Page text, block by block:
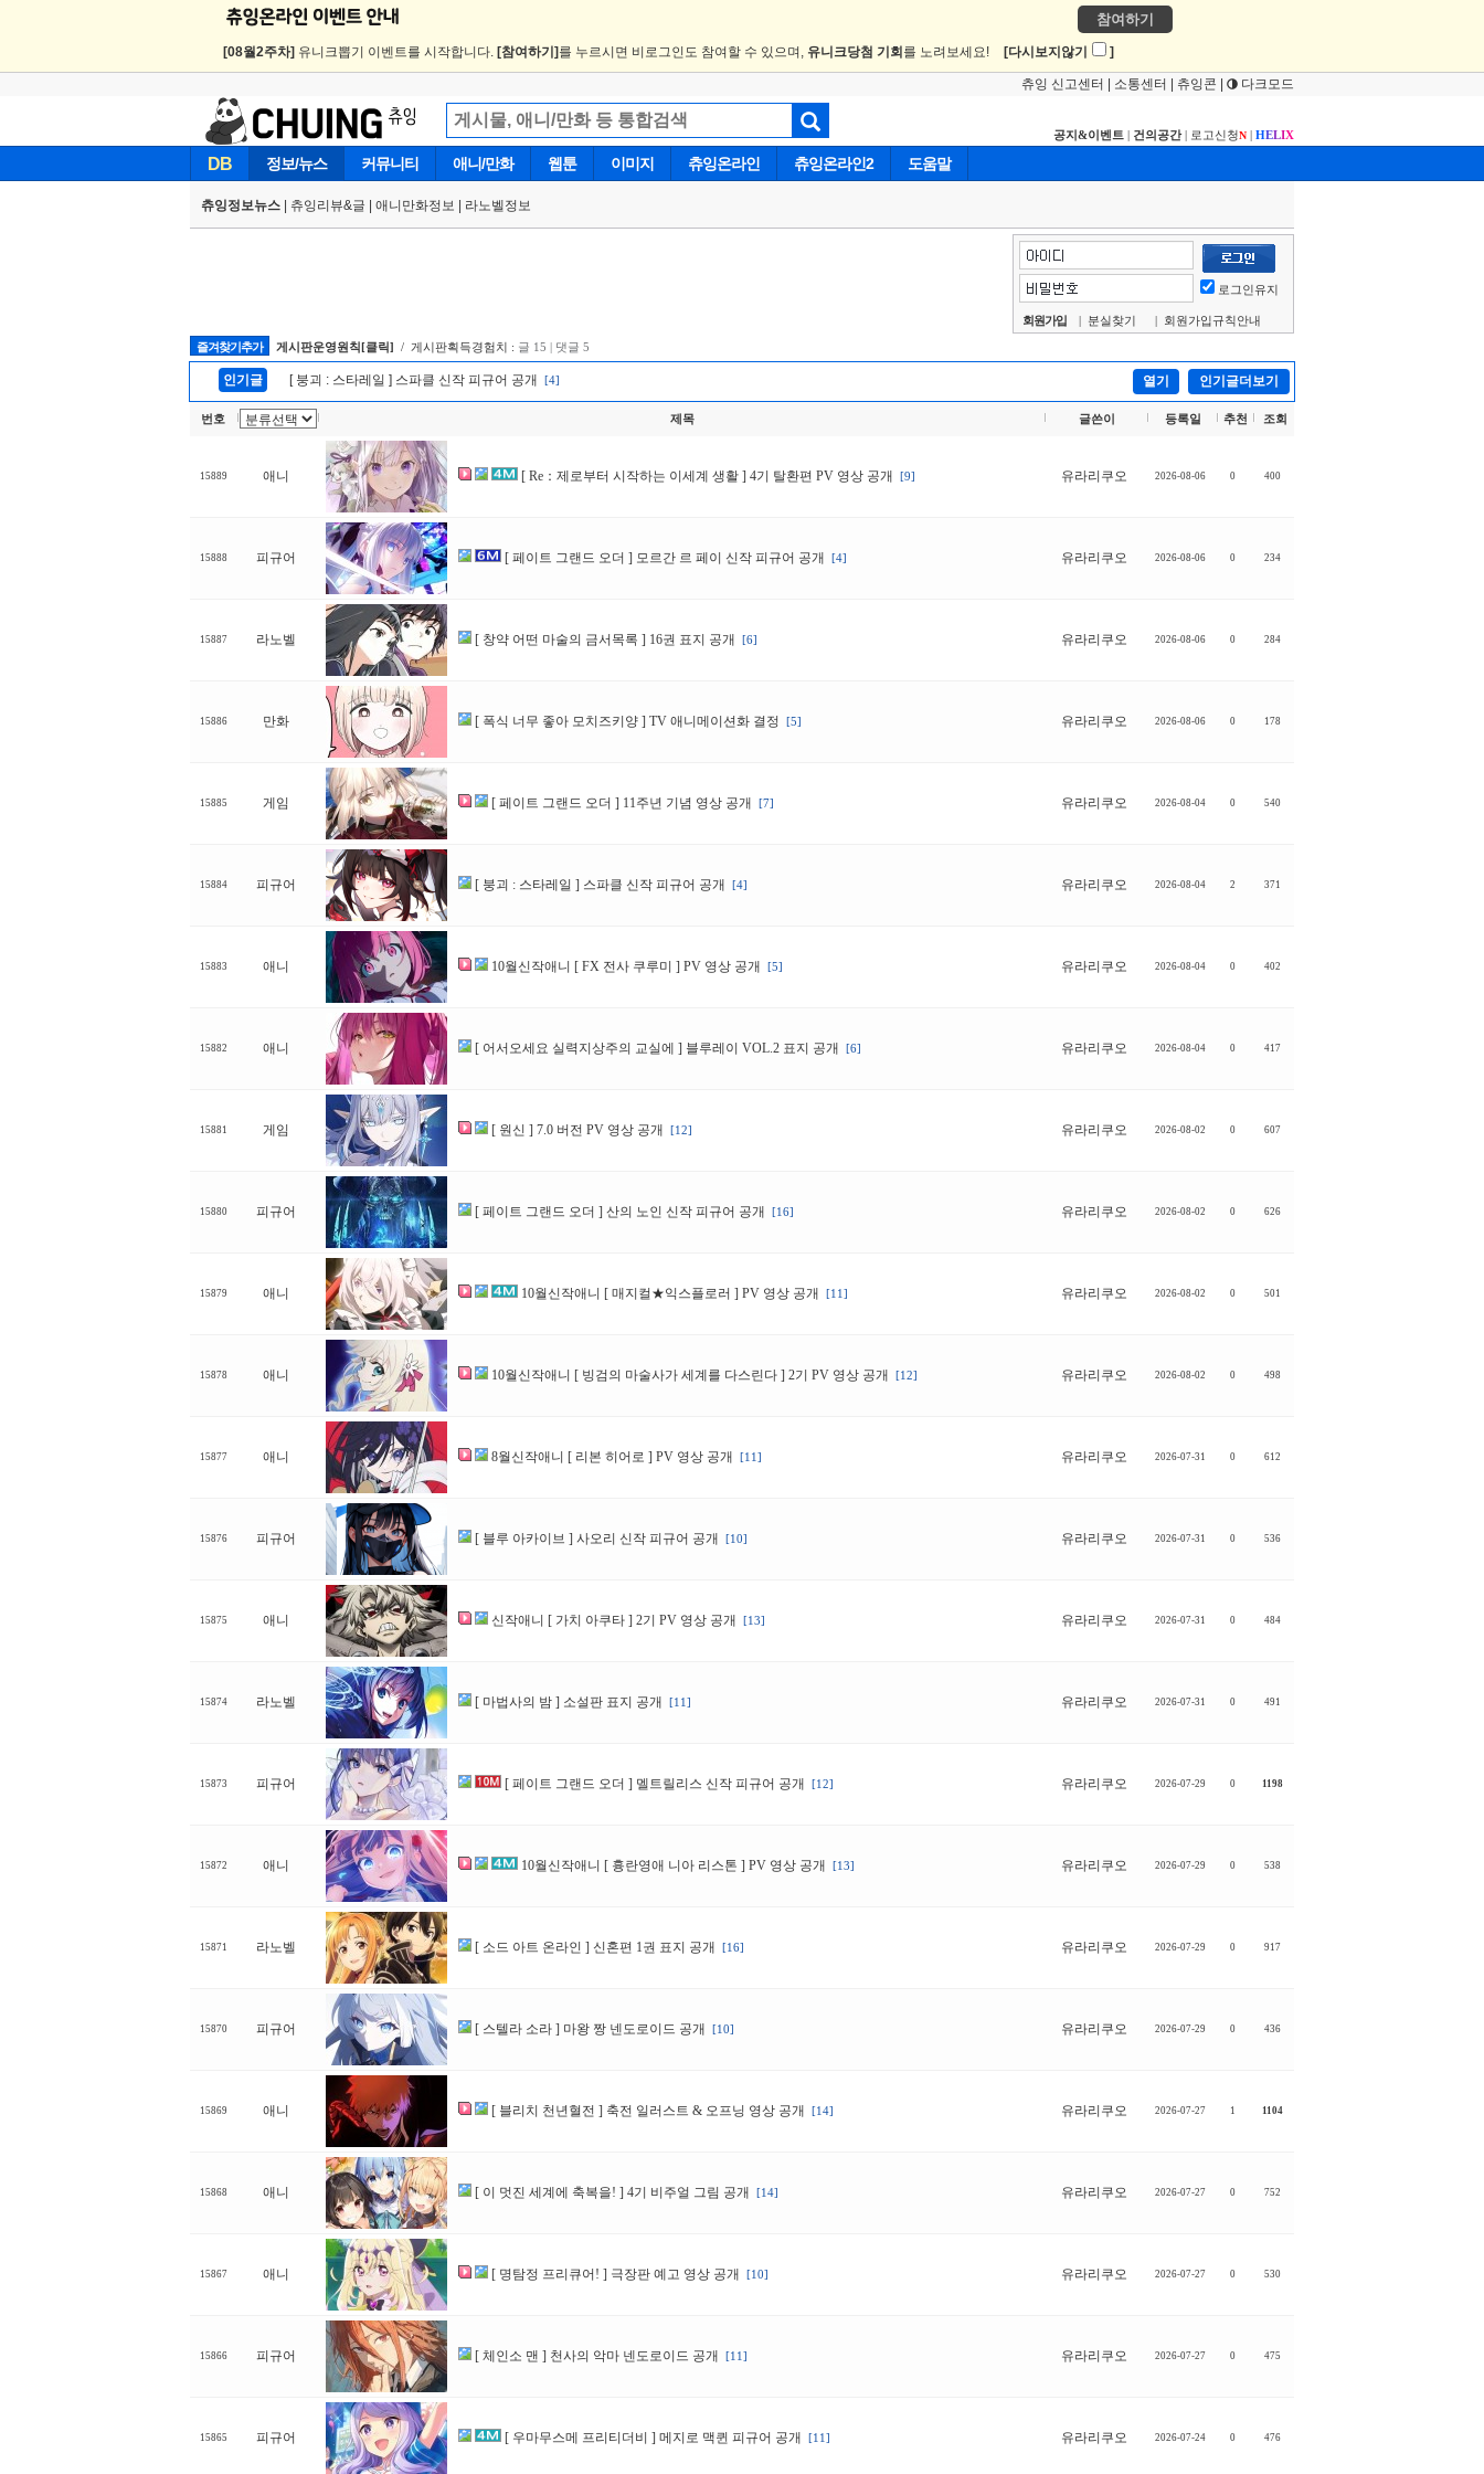
참여하기
[08월2주차] 유니크뽑기 이벤트를 시작합니다. [참여하기] 를 누르시면 비로그인도 참여할 수 있으며, 유니크당첨 기회 를 노려보세요! [다시보지않기 ]
츄잉 신고센터 소통센터 츄잉콘 다크모드
공지&이벤트 | 건의공간| 로고신청N | HELIX
DB 정보/뉴스 커뮤니티 애니/만화 웹툰 이미지 츄잉온라인 츄잉온라인2 도움말
츄잉정보뉴스 츄잉리뷰&글 애니만화정보 라노벨정보
로그인유지
회원가입 | 분실찾기 | 회원가입규칙안내
즐겨찾기추가
게시판운영원칙[클릭] / 게시판획득경험치 : 글 15 | 댓글 5
인기글 [ 붕괴 : 스타레일 ] 스파클 신작 피규어 공개 [4] 열기 인기글더보기
번호 제목 글쓴이 등록일 추천 조회
15889 애니 [ Re：제로부터 시작하는 이세계 생활 ] 4기 탈환편 PV 영상 공개 [9] 유라리쿠오 2026-08-06 0 400
15888 피규어 [ 페이트 그랜드 오더 ] 모르간 르 페이 신작 피규어 공개 [4] 유라리쿠오 2026-08-06 0 234
15887 라노벨 [ 창약 어떤 마술의 금서목록 ] 16권 표지 공개 [6] 유라리쿠오 2026-08-06 0 284
15886 만화 [ 폭식 너무 좋아 모치즈키양 ] TV 애니메이션화 결정 [5] 유라리쿠오 2026-08-06 0 178
15885 게임 [ 페이트 그랜드 오더 ] 11주년 기념 영상 공개 [7] 유라리쿠오 2026-08-04 0 540
15884 피규어 [ 붕괴 : 스타레일 ] 스파클 신작 피규어 공개 [4] 유라리쿠오 2026-08-04 2 371
15883 애니 10월신작애니 [ FX 전사 쿠루미 ] PV 영상 공개 [5] 유라리쿠오 2026-08-04 0 402
15882 애니 [ 어서오세요 실력지상주의 교실에 ] 블루레이 VOL.2 표지 공개 [6] 유라리쿠오 2026-08-04 0 417
15881 게임 [ 원신 ] 7.0 버전 PV 영상 공개 [12] 유라리쿠오 2026-08-02 0 607
15880 피규어 [ 페이트 그랜드 오더 ] 산의 노인 신작 피규어 공개 [16] 유라리쿠오 2026-08-02 0 626
15879 애니 10월신작애니 [ 매지컬★익스플로러 ] PV 영상 공개 [11] 유라리쿠오 2026-08-02 0 501
15878 애니 10월신작애니 [ 빙검의 마술사가 세계를 다스린다 ] 2기 PV 영상 공개 [12] 유라리쿠오 2026-08-02 0 498
15877 애니 8월신작애니 [ 리본 히어로 ] PV 영상 공개 [11] 유라리쿠오 2026-07-31 0 612
15876 피규어 [ 블루 아카이브 ] 사오리 신작 피규어 공개 [10] 유라리쿠오 2026-07-31 0 536
15875 애니 신작애니 [ 가치 아쿠타 ] 2기 PV 영상 공개 [13] 유라리쿠오 2026-07-31 0 484
15874 라노벨 [ 마법사의 밤 ] 소설판 표지 공개 [11] 유라리쿠오 2026-07-31 0 491
15873 피규어 [ 페이트 그랜드 오더 ] 멜트릴리스 신작 피규어 공개 [12] 유라리쿠오 2026-07-29 0 1198
15872 애니 10월신작애니 [ 흉란영애 니아 리스톤 ] PV 영상 공개 [13] 유라리쿠오 2026-07-29 0 538
15871 라노벨 [ 소드 아트 온라인 ] 신혼편 1권 표지 공개 [16] 유라리쿠오 2026-07-29 0 917
15870 피규어 [ 스텔라 소라 ] 마왕 짱 넨도로이드 공개 [10] 유라리쿠오 2026-07-29 0 436
15869 애니 [ 블리치 천년혈전 ] 축전 일러스트 & 오프닝 영상 공개 [14] 유라리쿠오 2026-07-27 1 1104
15868 애니 [ 이 멋진 세계에 축복을! ] 4기 비주얼 그림 공개 [14] 유라리쿠오 2026-07-27 0 752
15867 애니 [ 명탐정 프리큐어! ] 극장판 예고 영상 공개 [10] 유라리쿠오 2026-07-27 0 530
15866 피규어 [ 체인소 맨 ] 천사의 악마 넨도로이드 공개 [11] 유라리쿠오 2026-07-27 0 475
15865 피규어 [ 우마무스메 프리티더비 ] 메지로 맥퀸 피규어 공개 [11] 유라리쿠오 2026-07-24 0 476